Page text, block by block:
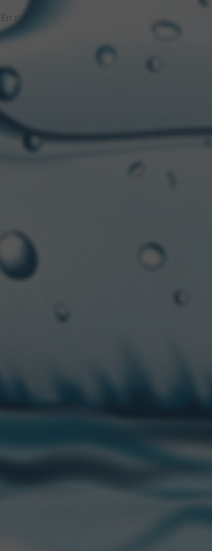
En palabras de Morrone,
“cuidar nuestro
tour, con perfiles comprometidos para con los
queremos seguir apuntalando. Trabajaremos
Patagonia), inclusiva, sostenible y
propuestas de impulso del consumo
concluyó el Jefe de Producto de Cerveza Salta
HOJA DE RUTA
Esta activación se desarrollará durante todo
un evento especial en suelo salteño, lugar de
que comparten este espíritu a sumarse a las
. Lago Lácar – (Quila Quina)
. Lago Queñi (camping Lago Queñi)
. Lago Espejo Chico (camping Lago Espejo Chico)
. Lago Nahuel Huapi (glamping Inspira)
@cervezasaltacautiva!